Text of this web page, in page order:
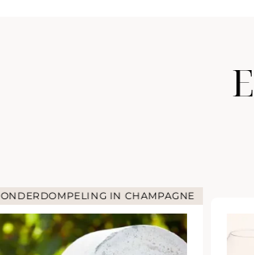
ONDERDOMPELING IN CHAMPAGNE